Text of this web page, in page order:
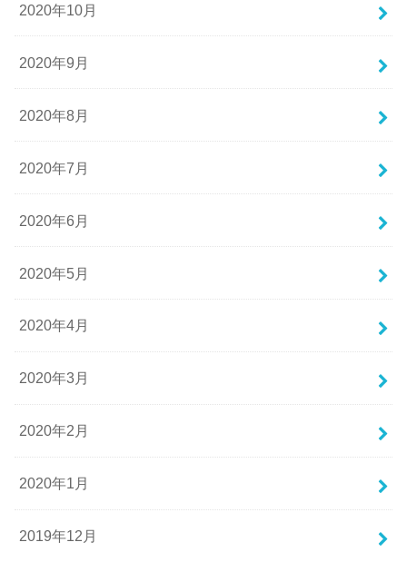
2020年10月
2020年9月
2020年8月
2020年7月
2020年6月
2020年5月
2020年4月
2020年3月
2020年2月
2020年1月
2019年12月